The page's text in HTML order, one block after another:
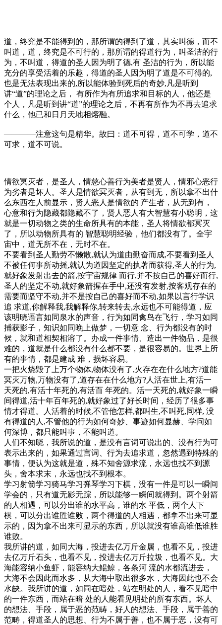
道，终究是不能得到的，那所谓的得到了道，其实叫德，而不
叫道，道，终究是不可行的，那所谓的得道行为，叫圣洁的行
为，不叫道，得道的圣人因为明了德,有 圣洁的行为，所以能
充分的享受活着的乐趣，得道的圣人因为明了道是不可得的,
也是无法表现出来的,所以能体验到死后的奇妙,凡是听到
讲“道”的理论之后， 有所作为有所追求和目标的人，他还是
个人，凡是听到讲“道”的理论之后，不再有所作为不再去追求
什么，他已和日月天地相熔融。
————注意这句是精华。故曰：道不可得，道不可学，道不
可求，道不可说。
情欲冥灭者，是圣人，情慈心善行为美者是贤人，情邪心恶行
为劣者是坏人。圣人是情欲冥灭者，从有到无，所以拿不出什
么东西在人前显示，贤人恶人是情欲的 产生者，从无到有，
心意和行为隐藏都隐藏不了，贤人恶人有大智慧有小聪明，这
就是一切动物之类的生命所具有的本能，圣人将情欲都冥灭
了，所以动物所具有的 智慧聪明经验，他们都没有了。全宇
宙中，道无所不在，无时不在。
不要看到圣人勤劳不懒散,就认为道由勤奋而成,不要看到圣人
不被任何事所动摇,就认为道因坚定的执著而获得,圣人的行为,
就好象发射出去的箭,按宇宙规律 而行,并不按自己的喜好而行,
圣人的坚定不动,就好象箭握在手中,还没有发射,按客观存在的
需要而坚守不动,并不是按自己的喜好而不动,如果以言行学识
追 求道,你解释我,我解释你,转来转去,永远也不可能得道，应
该明晓语言如同泉水的声音，行为如同禽鸟在飞行，学习如同
捕获影子，知识如同晚上做梦，一切意 念、行为都没有的时
候，就和道相契相溶了。办成一件事情、造出一件物品，是很
难的，道就是什么都没有什么都不要，是很容易的。世界上所
有的事情，都是建成 难，损坏容易。
一把火烧毁了上万个物体,物体没有了,火存在在什么地方?道能
冥灭万物,万物没有了,道存在在什么地方?人活在世上,有活一
天死的,有活十年死的,有活百 年死的。活一天死的,就好象一瞬
间得道,活十年百年死的,就好象过了好长时间，经历了很多事
情才得道。人活着的时候,不管他怎样,都叫生,不叫死,同样, 没
有得道的人,不管他的行为如何奇妙、事迹如何显赫、学问如
何深博，都只能叫事，不能叫道。
人们不知晓，我所说的道，是没有言词可说出的、没有行为可
表示出来的，如果通过言词、行为去追求道，忽然遇到特殊的
事情，便认为这就是道，殊不知舍源求流，永远也找不到源
头，舍本求末，永远也找不到根本。
学习射箭学习骑马学习弹琴学习下棋，没有一件是可以一瞬间
学会的，只有道无影无踪，所以能够一瞬间就得到。两个射箭
的人相遇，可以分出谁的水平高，谁的水 平低，两个人下
棋，可以分出谁胜谁败，两个得道的人相遇，都拿不出来可显
示的，因为拿不出来可显示的东西，所以就没有谁高谁低谁胜
谁败。
我所讲的道，如同大海，投进去亿万斤金属，也看不见，投进
去亿万斤石头，也看不见，投进去亿万斤拉圾，也看不见。大
海能容纳小鱼虾，能容纳大鲲鲸，各条河 流的水都流进去，
大海不会因此而水多，从大海中取出很多水，大海因此也不会
水缺。我所讲的道，如同在暗处，站在明处的人，看不见暗中
的一件东西，而站在暗 处的人能看见明处的所有东西。坏人
的想法、手段，属于恶的范畴，好人的想法、手段，属于善的
范畴，得道圣人的思想、行为不属于善，也不属于恶，没有可